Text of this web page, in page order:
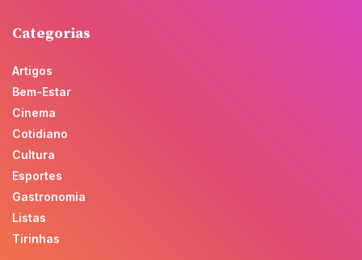
Categorias
Artigos
Bem-Estar
Cinema
Cotidiano
Cultura
Esportes
Gastronomia
Listas
Tirinhas